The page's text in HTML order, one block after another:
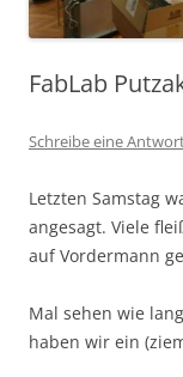
FabLab
Schreibe eine
Letzten Samstag
angesagt. Viele
auf Vordermann
Mal sehen wie
haben wir ein